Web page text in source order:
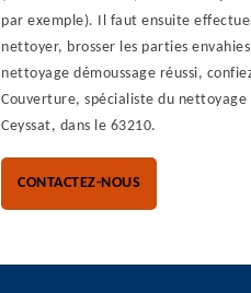
par exemple). Il faut ensuite
nettoyer, brosser les parties
nettoyage démoussage réussi,
Couverture, spécialiste du
Ceyssat, dans le 63210.
CONTACTEZ-NOUS